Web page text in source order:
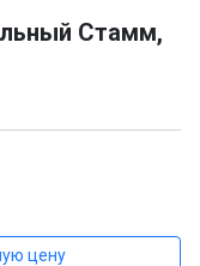
Стамм,
цену